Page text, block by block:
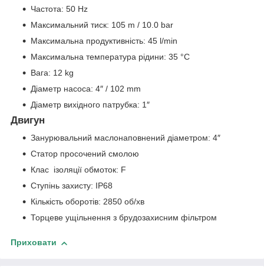
Частота: 50 Hz
Максимальний тиск: 105 m / 10.0 bar
Максимальна продуктивність: 45 l/min
Максимальна температура рідини: 35 °C
Вага: 12 kg
Діаметр насоса: 4″ / 102 mm
Діаметр вихідного патрубка: 1″
Двигун
Занурювальний маслонаповнений діаметром: 4″
Статор просочений смолою
Клас ізоляції обмоток: F
Ступінь захисту: IP68
Кількість оборотів: 2850 об/хв
Торцеве ущільнення з брудозахисним фільтром
Приховати